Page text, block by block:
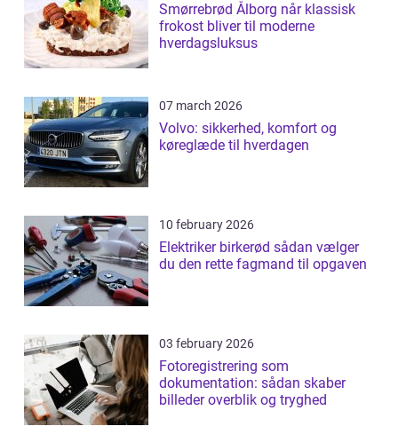
Smørrebrød Ålborg når klassisk
frokost bliver til moderne
hverdagsluksus
07 march 2026
Volvo: sikkerhed, komfort og
køreglæde til hverdagen
10 february 2026
Elektriker birkerød sådan vælger
du den rette fagmand til opgaven
03 february 2026
Fotoregistrering som
dokumentation: sådan skaber
billeder overblik og tryghed